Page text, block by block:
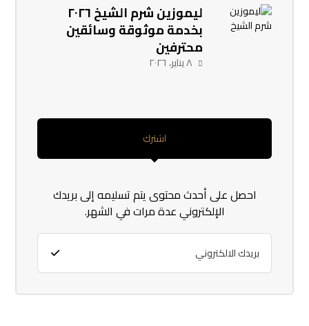
ليموزين شرم الشيخ ٢٠٢٦
بخدمة موثوقة وسائقين
محترفين
٨ يناير، ٢٠٢٦
اشترك
احصل على أحدث محتوى يتم تسليمه إلى بريدك
الإلكتروني عدة مرات في الشهر.